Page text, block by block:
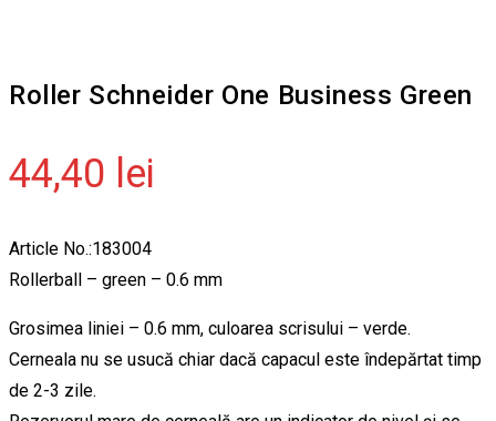
Roller Schneider One Business Green
44,40 lei
Article No.:183004
Rollerball – green – 0.6 mm
Grosimea liniei – 0.6 mm, culoarea scrisului – verde.
Cerneala nu se usucă chiar dacă capacul este îndepărtat timp
de 2-3 zile.